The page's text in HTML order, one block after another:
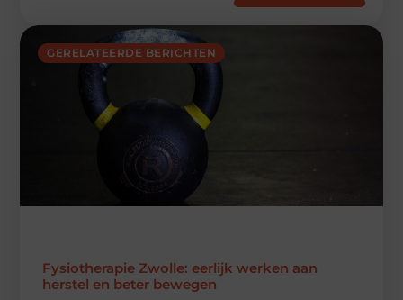
GERELATEERDE BERICHTEN
Fysiotherapie Zwolle: eerlijk werken aan
herstel en beter bewegen